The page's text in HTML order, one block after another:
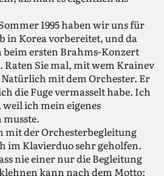
1995 haben wir uns für
in Korea vorbereitet, und da
ersten Brahms-Konzert
Raten Sie mal, mit wem Krainev
mit dem Orchester. Er
die Fuge vermasselt habe. Ich
ich mein eigenes
mit der Orchesterbegleitung
im Klavierduo sehr geholfen.
nie einer nur die Begleitung
kann nach dem Motto: